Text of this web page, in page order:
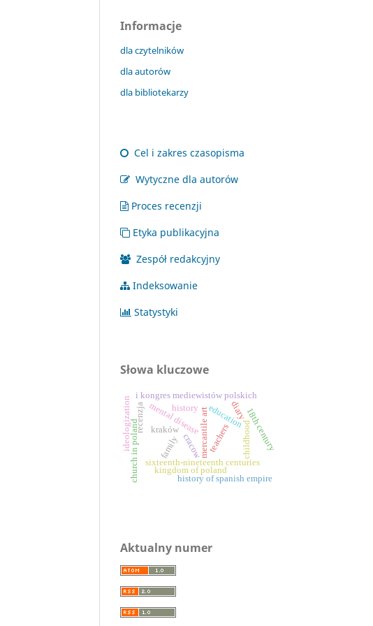
Informacje
dla czytelników
dla autorów
dla bibliotekarzy
Cel i zakres czasopisma
Wytyczne dla autorów
Proces recenzji
Etyka publikacyjna
Zespół redakcyjny
Indeksowanie
Statystyki
Słowa kluczowe
mercantile art
sixteenth-nineteenth centuries
cracow childhood
education
family
mental disease 18th century
kingdom of poland
i kongres mediewistów polskich
kraków
recenzja
teachers
ideologization diary
history
history of spanish empire
church in poland
Aktualny numer